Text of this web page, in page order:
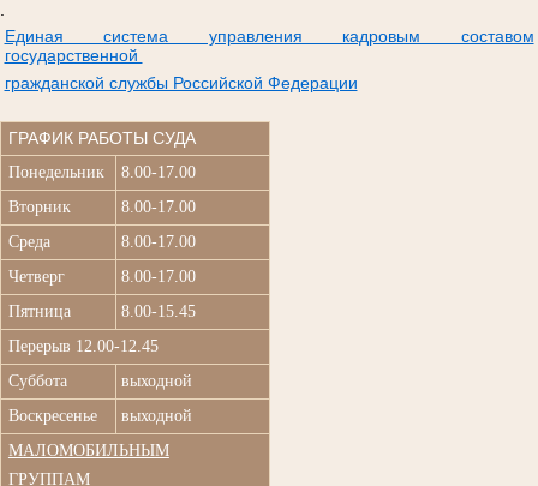
Единая система управления кадровым составом
государственной
гражданской службы Российской Федерации
ГРАФИК РАБОТЫ СУДА
Понедельник
8.00-17.00
Вторник
8.00-17.00
Среда
8.00-17.00
Четверг
8.00-17.00
Пятница
8.00-15.45
Перерыв 12.00-12.45
Суббота
выходной
Воскресенье
выходной
МАЛОМОБИЛЬНЫМ
ГРУППАМ